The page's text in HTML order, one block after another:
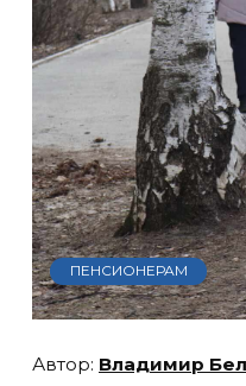
ПЕНСИОНЕРАМ
Владимир